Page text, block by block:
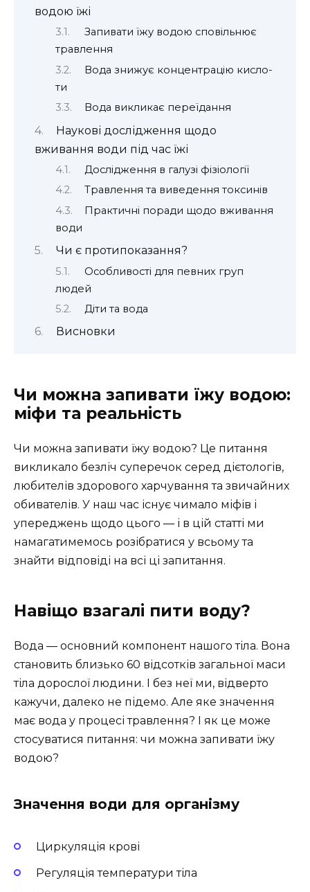
водою їжі
Запивати їжу водою сповільнює
травлення
Вода знижує концентрацію кисло-
ти
Вода викликає переїдання
Наукові дослідження щодо
вживання води під час їжі
Дослідження в галузі фізіології
Травлення та виведення токсинів
Практичні поради щодо вживання
води
Чи є протипоказання?
Особливості для певних груп
людей
Діти та вода
Висновки
Чи можна запивати їжу водою:
міфи та реальність
Чи можна запивати їжу водою? Це питання
викликало безліч суперечок серед дієтологів,
любителів здорового харчування та звичайних
обивателів. У наш час існує чимало міфів і
упереджень щодо цього — і в цій статті ми
намагатимемось розібратися у всьому та
знайти відповіді на всі ці запитання.
Навіщо взагалі пити воду?
Вода — основний компонент нашого тіла. Вона
становить близько 60 відсотків загальної маси
тіла дорослої людини. І без неї ми, відверто
кажучи, далеко не підемо. Але яке значення
має вода у процесі травлення? І як це може
стосуватися питання: чи можна запивати їжу
водою?
Значення води для організму
Циркуляція крові
Регуляція температури тіла